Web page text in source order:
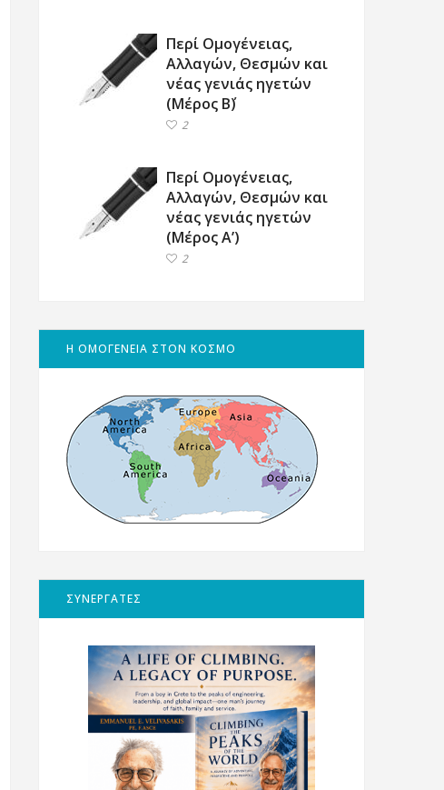
Περί Ομογένειας,
Αλλαγών, Θεσμών και
νέας γενιάς ηγετών
(Μέρος Β΄)
2
Περί Ομογένειας,
Αλλαγών, Θεσμών και
νέας γενιάς ηγετών
(Μέρος Α’)
2
Η ΟΜΟΓΕΝΕΙΑ ΣΤΟΝ ΚΟΣΜΟ
ΣΥΝΕΡΓΑΤΕΣ